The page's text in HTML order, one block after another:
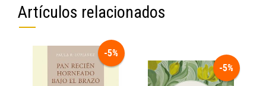
Artículos relacionados
-5%
-5%